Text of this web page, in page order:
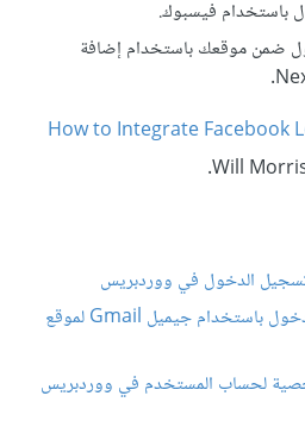
باستخدام فيسبوك.
ضمن موقعك باستخدام إضافة
How to Integrate Facebook
الدخول في ووردبريس
كيفية إضافة تسجيل الدخول باستخدام جيميل Gmail لموقع
لحساب المستخدم في ووردبريس